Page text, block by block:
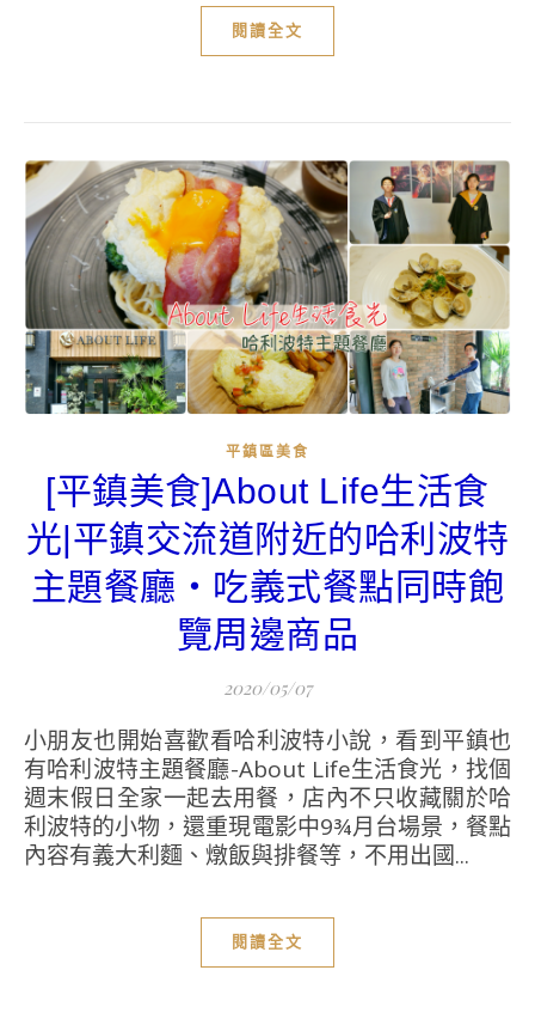
閱讀全文
平鎮區美食
[平鎮美食]About Life生活食
光|平鎮交流道附近的哈利波特
主題餐廳‧吃義式餐點同時飽
覽周邊商品
2020/05/07
小朋友也開始喜歡看哈利波特小說，看到平鎮也
有哈利波特主題餐廳-About Life生活食光，找個
週末假日全家一起去用餐，店內不只收藏關於哈
利波特的小物，還重現電影中9¾月台場景，餐點
內容有義大利麵、燉飯與排餐等，不用出國...
閱讀全文